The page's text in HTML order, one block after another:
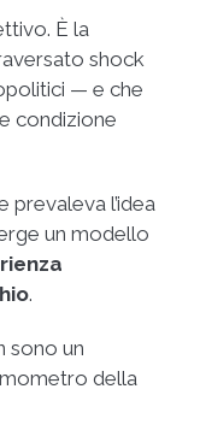
È la
shock
— e che
condizione
prevaleva l’idea
un modello
.
sono un
della